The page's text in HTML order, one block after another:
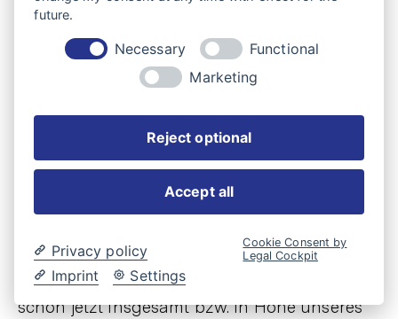
Verhältnis der Rechnungswerte der verar-
beiteten, vermischten oder verbundenen
Waren. Im Übrigen gilt für das entstehende
Eigentumsvorbehalt gelieferte Ware.
(b) Die aus dem Weiterverkauf der Ware oder
des Erzeugnisses entstehenden Forderungen
Rechnungsbetrags inklusive der
Umsatzsteuer mit sämtlichen Nebenrechten
schon jetzt insgesamt bzw. in Höhe unseres
future.
Necessary
Functional
Marketing
Reject optional
Accept all
Privacy policy
Imprint
Settings
Cookie Consent by
Legal Cockpit